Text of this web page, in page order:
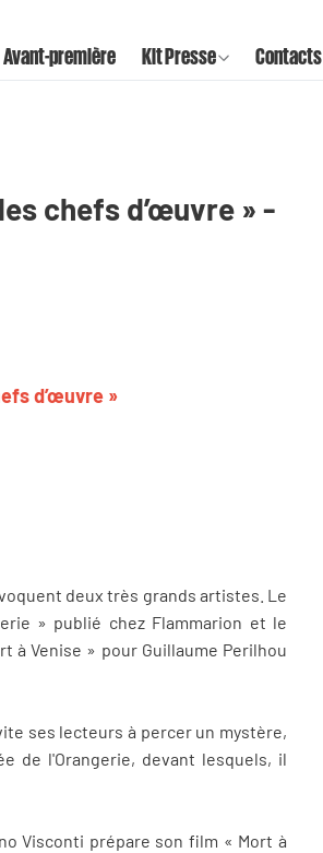
Avant-première Kit Presse Contacts
chefs d’œuvre » -
d’œuvre »
deux très grands artistes. Le
» publié chez Flammarion et le
Venise » pour Guillaume Perilhou
ses lecteurs à percer un mystère,
de l'Orangerie, devant lesquels, il
Visconti prépare son film « Mort à